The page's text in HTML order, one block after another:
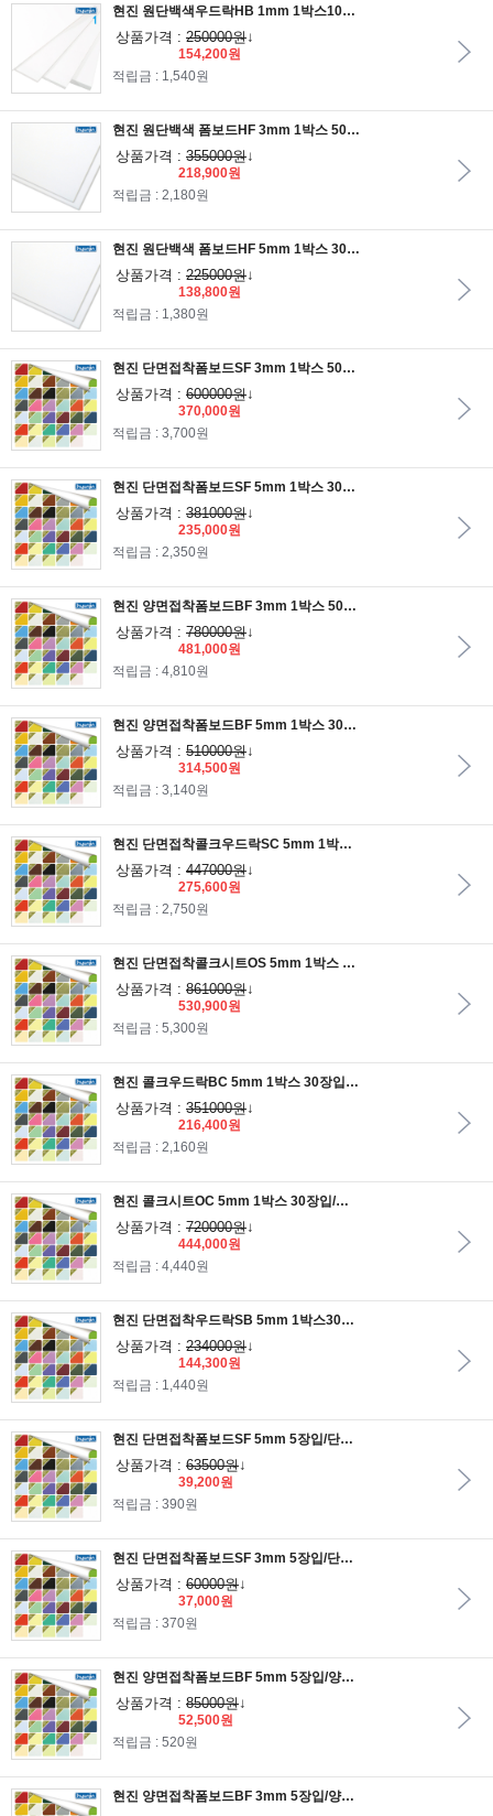
현진 원단백색우드락HB 1mm 1박스100장입/보드롱/원단우드락/원단백색보드롱
상품가격 : 250000원↓
154,200원
적립금 : 1,540원
현진 원단백색 폼보드HF 3mm 1박스 50장입/폼보드지/원단폼보드/환경판/게시판
상품가격 : 355000원↓
218,900원
적립금 : 2,180원
현진 원단백색 폼보드HF 5mm 1박스 30장입/폼보드지/원단폼보드/환경판/게시판
상품가격 : 225000원↓
138,800원
적립금 : 1,380원
현진 단면접착폼보드SF 3mm 1박스 50장입/단면폼보드/폼보드지/원단폼보드/환경판/게시판
상품가격 : 600000원↓
370,000원
적립금 : 3,700원
현진 단면접착폼보드SF 5mm 1박스 30장입/단면폼보드/폼보드지/원단폼보드/환경판/게시판
상품가격 : 381000원↓
235,000원
적립금 : 2,350원
현진 양면접착폼보드BF 3mm 1박스 50장입/양면폼보드/폼보드지/원단폼보드/환경판/게시판
상품가격 : 780000원↓
481,000원
적립금 : 4,810원
현진 양면접착폼보드BF 5mm 1박스 30장입/양면폼보드/폼보드지/원단폼보드/환경판/게시판
상품가격 : 510000원↓
314,500원
적립금 : 3,140원
현진 단면접착콜크우드락SC 5mm 1박스 30장입/코르크우드락/단면콜크우드락/콜크보드롱
상품가격 : 447000원↓
275,600원
적립금 : 2,750원
현진 단면접착콜크시트OS 5mm 1박스 30장입/단면콜크시트/콜크판/코르크게시판/코르크시트
상품가격 : 861000원↓
530,900원
적립금 : 5,300원
현진 콜크우드락BC 5mm 1박스 30장입/콜크시트지/콜크판/코르크우드락
상품가격 : 351000원↓
216,400원
적립금 : 2,160원
현진 콜크시트OC 5mm 1박스 30장입/콜크판/코르크게시판/코르크시트
상품가격 : 720000원↓
444,000원
적립금 : 4,440원
현진 단면접착우드락SB 5mm 1박스30장입/단면우드락/접착우드락/보드판
상품가격 : 234000원↓
144,300원
적립금 : 1,440원
현진 단면접착폼보드SF 5mm 5장입/단면폼보드/폼보드지/원단폼보드/환경판/게시판
상품가격 : 63500원↓
39,200원
적립금 : 390원
현진 단면접착폼보드SF 3mm 5장입/단면폼보드/폼보드지/원단폼보드/환경판/게시판
상품가격 : 60000원↓
37,000원
적립금 : 370원
현진 양면접착폼보드BF 5mm 5장입/양면폼보드/폼보드지/원단폼보드/환경판/게시판
상품가격 : 85000원↓
52,500원
적립금 : 520원
현진 양면접착폼보드BF 3mm 5장입/양면폼보드/폼보드지/원단폼보드/환경판/게시판